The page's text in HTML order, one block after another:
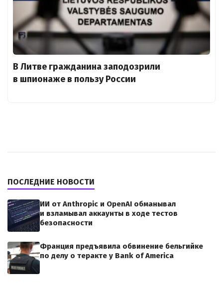
В Литве гражданина заподозрили
в шпионаже в пользу России
ПОСЛЕДНИЕ НОВОСТИ
ИИ от Anthropic и OpenAI обманывал
и взламывал аккаунты в ходе тестов
безопасности
Франция предъявила обвинение бельгийке
по делу о теракте у Bank of America